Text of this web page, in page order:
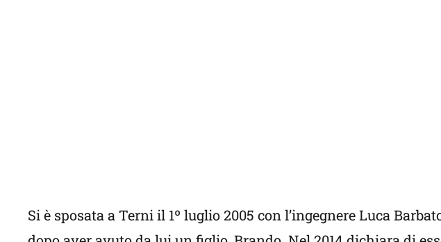
Si è sposata a Terni il 1º luglio 2005 con l’ingegnere Luca